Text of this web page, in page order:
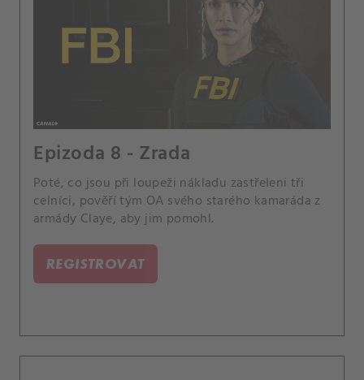
Epizoda 8 - Zrada
Poté, co jsou při loupeži nákladu zastřeleni tři
celníci, pověří tým OA svého starého kamaráda z
armády Claye, aby jim pomohl.
REGISTROVAT